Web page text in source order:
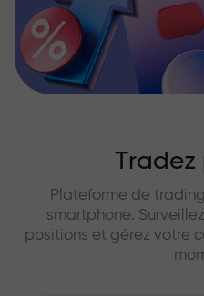
Plateforme de
smartphone.
positions et gérez votre